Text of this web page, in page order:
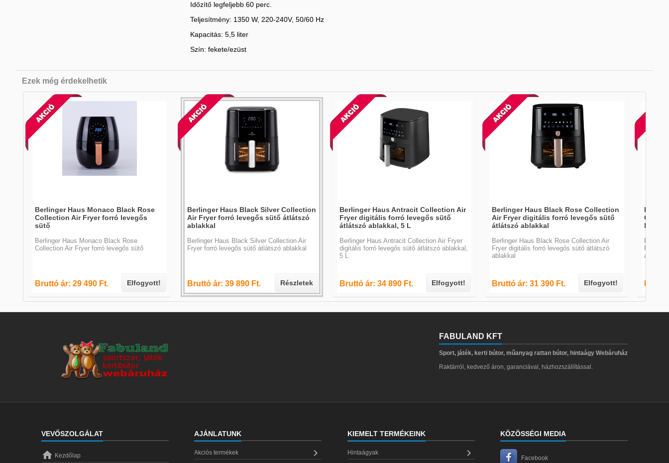
Időzítő legfeljebb 60 perc.
Teljesítmény: 1350 W, 220-240V, 50/60 Hz
Kapacitás: 5,5 liter
Szín: fekete/ezüst
Ezek még érdekelhetik
Berlinger Haus Monaco Black Rose
Collection Air Fryer forró levegős
sütő
Berlinger Haus Monaco Black Rose
Collection Air Fryer forró levegős sütő
Bruttó ár: 29 490 Ft. Elfogyott!
Berlinger Haus Black Silver Collection
Air Fryer forró levegős sütő átlátszó
ablakkal
Berlinger Haus Black Silver Collection Air
Fryer forró levegős sütő átlátszó ablakkal
Bruttó ár: 39 890 Ft. Részletek
Berlinger Haus Antracit Collection Air
Fryer digitális forró levegős sütő
átlátszó ablakkal, 5 L
Berlinger Haus Antracit Collection Air Fryer
digitális forró levegős sütő átlátszó ablakkal,
5 L
Bruttó ár: 34 890 Ft. Elfogyott!
Berlinger Haus Black Rose Collection
Air Fryer digitális forró levegős sütő
átlátszó ablakkal
Berlinger Haus Black Rose Collection Air
Fryer digitális forró levegős sütő átlátszó
ablakkal
Bruttó ár: 31 390 Ft. Elfogyott!
Fryer
FABULAND KFT
Sport, játék, kerti bútor, műanyag rattan bútor, hintaágy Webáruház
Raktárról, kedvező áron, garanciával, házhozszállítással.
VEVŐSZOLGÁLAT
 Kezdőlap
AJÁNLATUNK
Akciós termékek 
KIEMELT TERMÉKEINK
Hintaágyak 
KÖZÖSSÉGI MEDIA
Facebook